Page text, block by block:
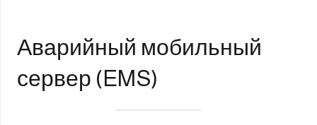
Аварийный мобильный
сервер (EMS)